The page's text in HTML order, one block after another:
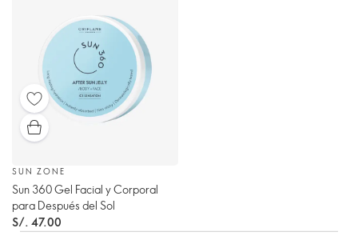
SUN ZONE
Sun 360 Gel Facial y Corporal
para Después del Sol
S/. 47.00